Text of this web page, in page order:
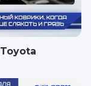
Toyota